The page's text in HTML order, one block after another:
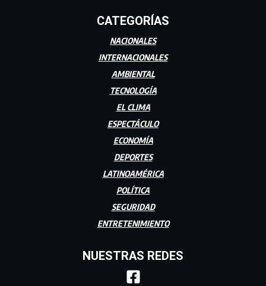
CATEGORÍAS
NACIONALES
INTERNACIONALES
AMBIENTAL
TECNOLOGÍA
EL CLIMA
ESPECTÁCULO
ECONOMÍA
DEPORTES
LATINOAMÉRICA
POLÍTICA
SEGURIDAD
ENTRETENIMIENTO
NUESTRAS REDES